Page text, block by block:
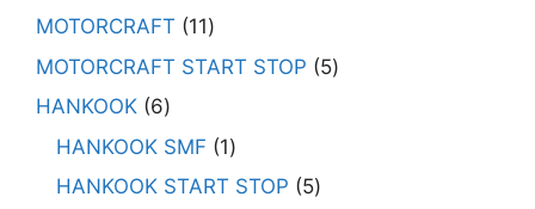
MOTORCRAFT
11
MOTORCRAFT START STOP
5
HANKOOK 6
HANKOOK SMF
1
HANKOOK START STOP
5